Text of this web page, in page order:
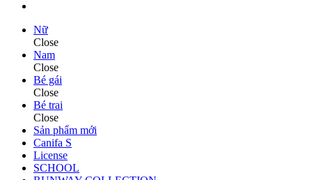
Nữ
Close
Nam
Close
Bé gái
Close
Bé trai
Close
Sản phẩm mới
Canifa S
License
SCHOOL